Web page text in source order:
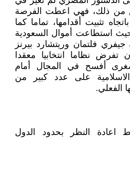
من ذلك، فهي اعطت الفرصة
تثبيت أقدامها، تماما كما
استطاعت أموال السعودية
فلتمان وريتشارد بيرنز
نظاما انتخابيا معقدا
أفسح في المجال أمام
على عدد كبير من
الفعلي.
اعادة النظر بحدود الدول